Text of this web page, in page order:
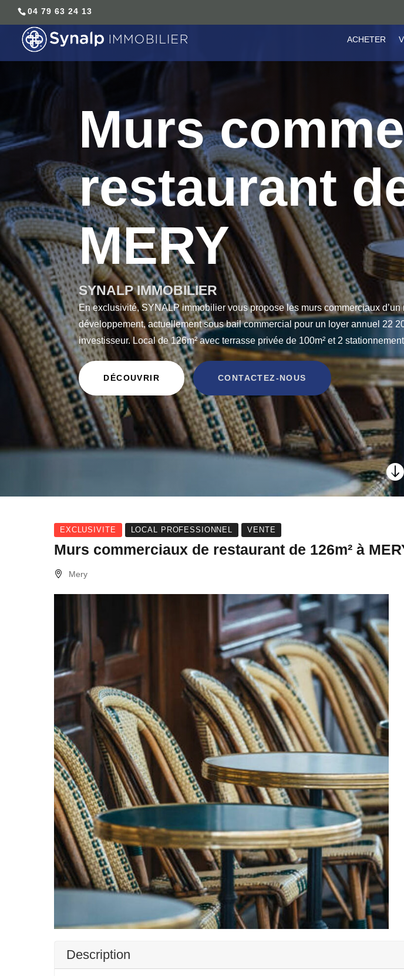
04 79 63 24 13
ACHETER
Murs
restaurant
MERY
SYNALP IMMOBILIER
En exclusivité, SYNALP immobilier vous propose les murs commerciaux
développement, actuellement sous bail commercial pour un loyer annuel 22
investisseur. Local de 126m² avec terrasse privée de 100m² et 2
DÉCOUVRIR CONTACTEZ-NOUS

EXCLUSIVITE LOCAL PROFESSIONNEL VENTE
Murs commerciaux de restaurant de 126m² à
Mery
Description